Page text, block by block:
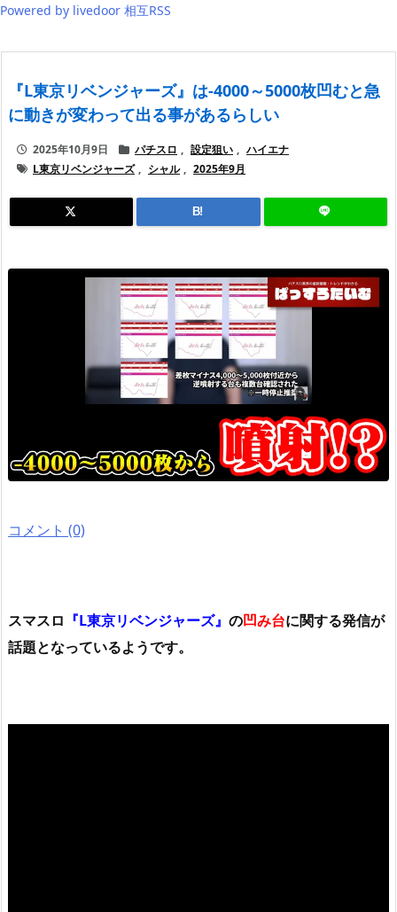
Powered by livedoor 相互RSS
『L東京リベンジャーズ』は-4000～5000枚凹むと急
に動きが変わって出る事があるらしい
2025年10月9日 パチスロ , 設定狙い , ハイエナ
L東京リベンジャーズ , シャル , 2025年9月
B!
コメント (0)
スマスロ 『L東京リベンジャーズ』 の凹み台に関する発信が
話題となっているようです。